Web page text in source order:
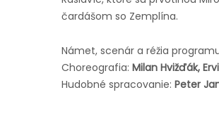
čardášom so Zemplína.
Námet, scenár a réžia
Choreografia: Milan Hvižďák,
Hudobné spracovanie: Peter